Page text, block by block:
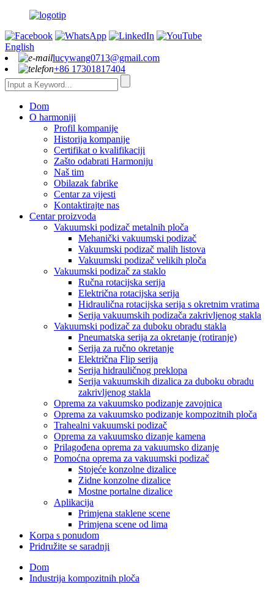
English
lucywang0713@gmail.com
+86 17301817404
Dom
O harmoniji
Profil kompanije
Historija kompanije
Certifikat o kvalifikaciji
Zašto odabrati Harmoniju
Naš tim
Obilazak fabrike
Centar za vijesti
Kontaktirajte nas
Centar proizvoda
Vakuumski podizač metalnih ploča
Mehanički vakuumski podizač
Vakuumski podizač malih listova
Vakuumski podizač velikih ploča
Vakuumski podizač za staklo
Ručna rotacijska serija
Električna rotacijska serija
Hidraulična rotacijska serija s okretnim vratima
Serija vakuumskih podizača zakrivljenog stakla
Vakuumski podizač za duboku obradu stakla
Pneumatska serija za okretanje (rotiranje)
Serija za ručno okretanje
Električna Flip serija
Serija hidrauličnog preklopa
Serija vakuumskih dizalica za duboku obradu
zakrivljenog stakla
Oprema za vakuumsko podizanje zavojnica
Oprema za vakuumsko podizanje kompozitnih ploča
Trahealni vakuumski podizač
Oprema za vakuumsko dizanje kamena
Prilagođena oprema za vakuumsko dizanje
Pomoćna oprema za vakuumski podizač
Stojeće konzolne dizalice
Zidne konzolne dizalice
Mostne portalne dizalice
Aplikacija
Primjena staklene scene
Primjena scene od lima
Korpa s ponudom
Pridružite se saradnji
Dom
Industrija kompozitnih ploča